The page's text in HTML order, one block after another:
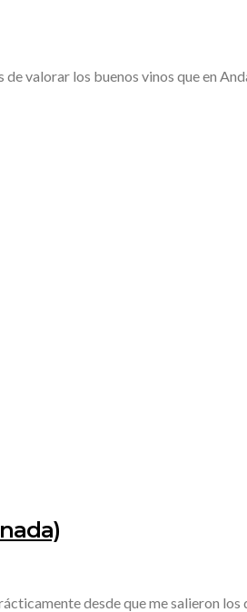
valorar los buenos vinos que en
desde que me salieron los